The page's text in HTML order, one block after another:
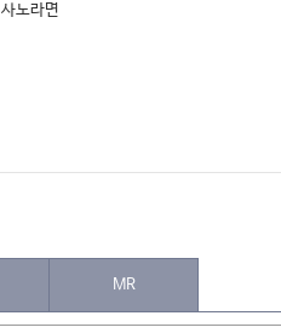
사노라면
MR